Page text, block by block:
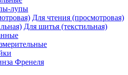
лупы
Для чтения (просмотровая)
Для шитья (текстильная)
Френеля